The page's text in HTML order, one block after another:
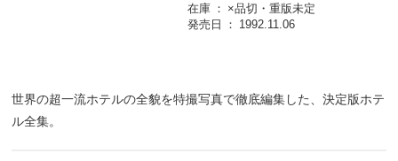
在庫
×品切・重版未定
発売日
1992.11.06
世界の超一流ホテルの全貌を特撮写真で徹底編集した、決定版ホテ
ル全集。